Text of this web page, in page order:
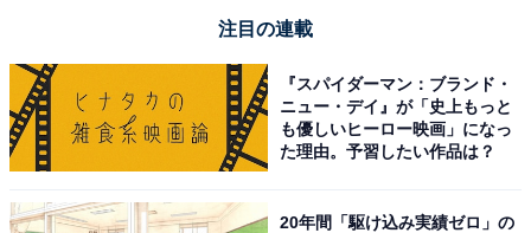
注目の連載
『スパイダーマン：ブランド・
ニュー・デイ』が「史上もっと
も優しいヒーロー映画」になっ
た理由。予習したい作品は？
20年間「駆け込み実績ゼロ」の